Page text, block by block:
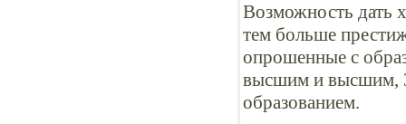
Возможность дать
тем больше
опрошенные с
высшим и высшим,
образованием.